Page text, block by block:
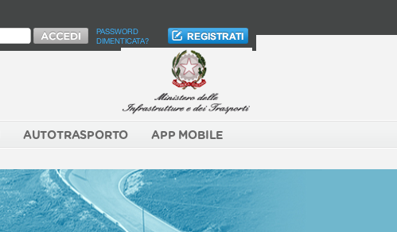
PASSWORD
DIMENTICATA?
AUTOTRASPORTO APP MOBILE